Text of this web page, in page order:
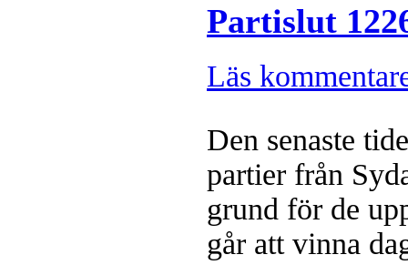
Partislut
Läs
Den senaste
partier från
grund för de
går att vinna